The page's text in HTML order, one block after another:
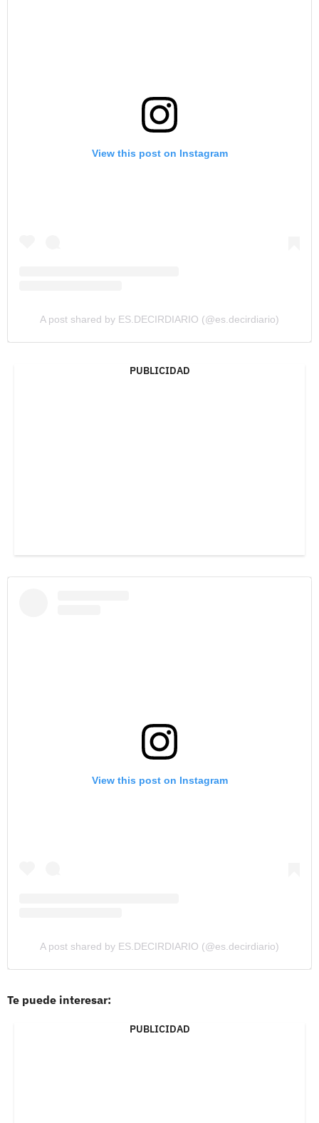
View this post on Instagram
A post shared by ES.DECIRDIARIO (@es.decirdiario)
PUBLICIDAD
View this post on Instagram
A post shared by ES.DECIRDIARIO (@es.decirdiario)
Te puede interesar:
PUBLICIDAD